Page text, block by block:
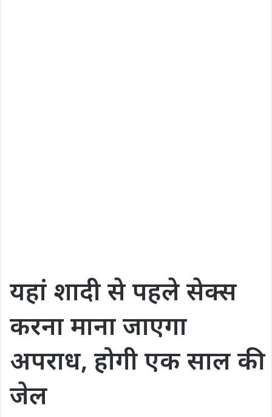
यहां शादी से पहले सेक्स
करना माना जाएगा
अपराध, होगी एक साल की
जेल